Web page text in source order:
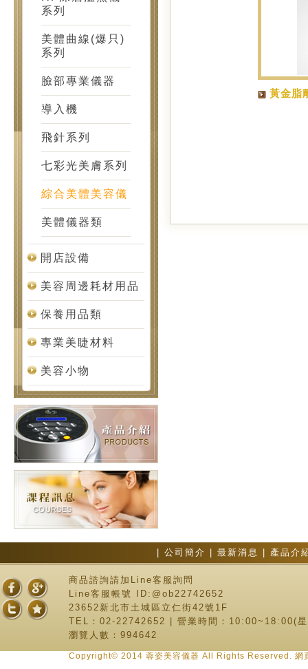
系列
美體曲線(爆只)
系列
臉部專業儀器
導入機
飛針系列
七彩光美膚系列
綜合美體美容儀
美體儀器類
開店設備
美容周邊耗材用品
保養用品類
專業美睫材料
美容小物
黃金脂
公司簡介 最新消息 產品介
商品諮詢請加Line客服詢問
Line客服帳號 ID:@ob22742652
23652新北市土城區立仁街42號1F
TEL：02-22742652 | 營業時間：10:00~18:00(星
瀏覽人數：994642
Copyright© 2014 蓉姿美容儀器 All Rights Reserved. 網